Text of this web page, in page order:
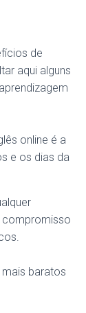
de
aqui alguns
online é a
e os dias da
compromisso
baratos